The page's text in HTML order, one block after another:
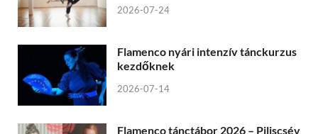
2026-07-24
Flamenco nyári intenzív tánckurzus
kezdőknek
2026-07-14
Flamenco tánctábor 2026 – Piliscsév